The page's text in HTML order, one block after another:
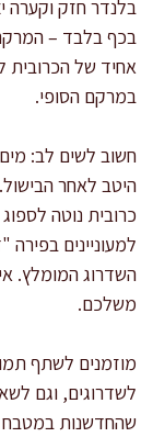
בלנדר חזק וקערה
בכף בלבד –
אחיד של הכרובית
במרקם הסופי.
חשוב לשים לב:
היטב לאחר
כרובית נוטה
למעוניינים
השדרוג המומלץ.
משלכם.
מוזמנים לשתף
לשדרוגים, וגם
שהחדשנות במטבח